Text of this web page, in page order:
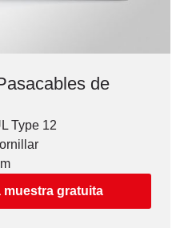
de
Type 12
muestra gratuita